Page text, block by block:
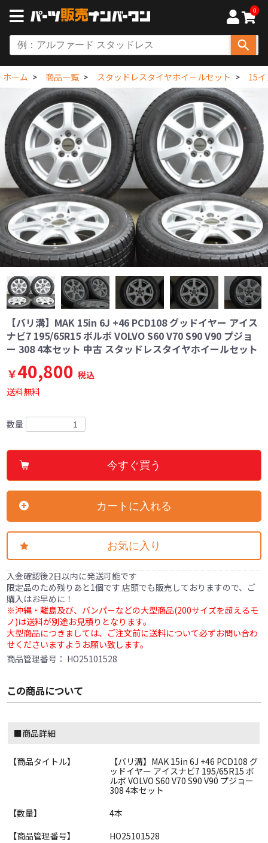
0
ホーム 商品一覧 スタッドレスタイヤホイールセット 15
【バリ溝】MAK 15in 6J +46 PCD108 グッドイヤー アイス
ナビ7 195/65R15 ボルボ VOLVO S60 V70 S90 V90 プジョ
ー 308 4本セット 中古 スタッドレスタイヤホイールセット
￥40,800 税込
送料無料
数量
今すぐ買う
カートに入れる
お気に入り
入金確認後2日以内に発送可能です
限定品のため残りあと1個です 店頭でも販売しておりますので、ご
購入はお早めに！
※沖縄・離島及び、バンパーなどの大型商品(200サイズを超えるモ
ノ)は送料が別途お見積りとなります。
大型商品につきましては、ご注文前に送料について必ずお問い合わ
せくださいますようお願い致します。
商品管理番号： HO25101528
この商品について
■商品詳細
【商品タイトル】
【バリ溝】MAK 15in 6J +46 PCD108 グ
ッドイヤー アイスナビ7 195/65R15 ボ
ルボ VOLVO S60 V70 S90 V90 プジョー
308 4本セット
【数量】
4本
【商品管理番号】
HO25101528